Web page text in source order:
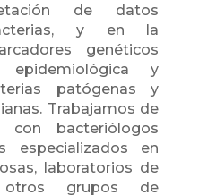
de datos
y en la
genéticos
y
patógenas y
Trabajamos de
con bacteriólogos
especializados en
laboratorios de
grupos de